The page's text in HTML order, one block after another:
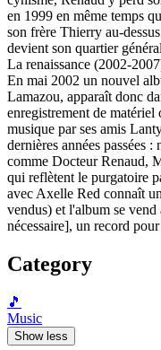
en 1999 en même temps
son frère Thierry au-
devient son quartier
La renaissance (2002-
En mai 2002 un nouvel
Lamazou, apparaît donc
enregistrement de
musique par ses amis
dernières années passées
comme Docteur Renaud,
qui reflètent le purgatoire
avec Axelle Red connaît
vendus) et l'album se
nécessaire], un record
Category
🎵
Music
Show less